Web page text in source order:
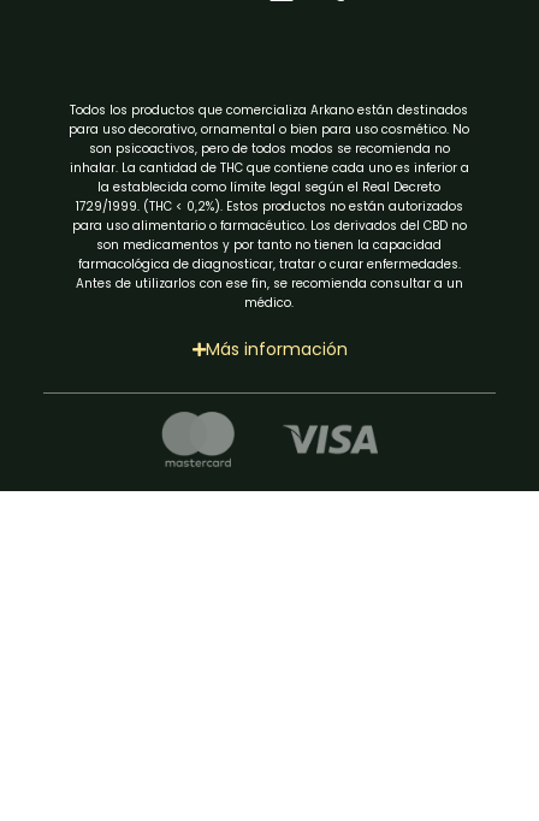
Todos los productos que comercializa Arkano están destinados
para uso decorativo, ornamental o bien para uso cosmético. No
son psicoactivos, pero de todos modos se recomienda no
inhalar. La cantidad de THC que contiene cada uno es inferior a
la establecida como límite legal según el Real Decreto
1729/1999. (THC < 0,2%). Estos productos no están autorizados
para uso alimentario o farmacéutico. Los derivados del CBD no
son medicamentos y por tanto no tienen la capacidad
farmacológica de diagnosticar, tratar o curar enfermedades.
Antes de utilizarlos con ese fin, se recomienda consultar a un
médico.
Más información